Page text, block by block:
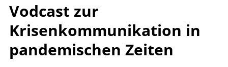
Vodcast zur
Krisenkommunikation in
pandemischen Zeiten